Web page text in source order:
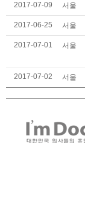
2017-07-09 서울
2017-06-25 서울
2017-07-01 서울
2017-07-02 서울